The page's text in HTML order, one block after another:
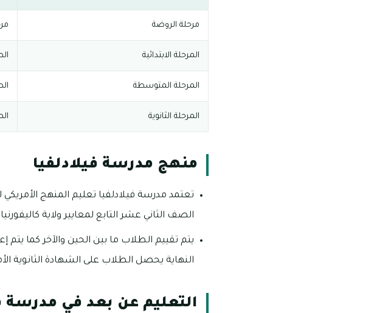
مرحلة الروضة
المرحلة الابتدائية الصف
المرحلة المتوسطة الصف
المرحلة الثانوية الصف
منهج مدرسة فيلادلفيا
تعتمد مدرسة فيلادلفيا تعليم المنهج
الصف الثاني عشر التابع لمعايير ولاية
النهاية يحصل الطلاب على الشهادة الثانوية
التعليم عن بعد في مدرسة